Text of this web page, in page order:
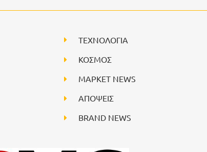
ΤΕΧΝΟΛΟΓΙΑ
ΚΟΣΜΟΣ
ΜΑΡΚΕΤ NEWS
ΑΠΟΨΕΙΣ
BRAND NEWS